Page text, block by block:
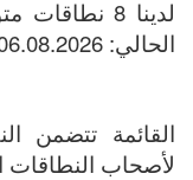
الحالي: 06.08.2026.
القائمة تتضمن
لأصحاب النطاقات